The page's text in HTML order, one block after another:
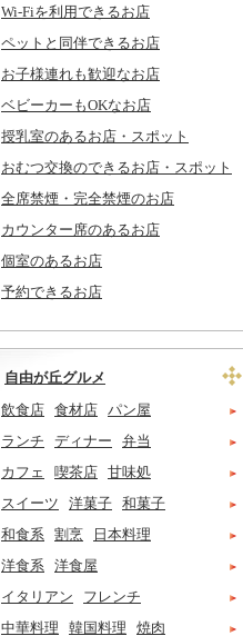
Wi-Fiを利用できるお店
ペットと同伴できるお店
お子様連れも歓迎なお店
ベビーカーもOKなお店
授乳室のあるお店・スポット
おむつ交換のできるお店・スポット
全席禁煙・完全禁煙のお店
カウンター席のあるお店
個室のあるお店
予約できるお店
自由が丘グルメ
飲食店 食材店 パン屋
ランチ
ディナー
弁当
カフェ
喫茶店 甘味処
スイーツ
洋菓子 和菓子
和食系 割烹
日本料理
洋食系 洋食屋
イタリアン
フレンチ
中華料理
韓国料理
焼肉